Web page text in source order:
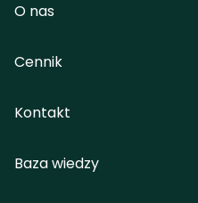
O nas
Cennik
Kontakt
Baza wiedzy